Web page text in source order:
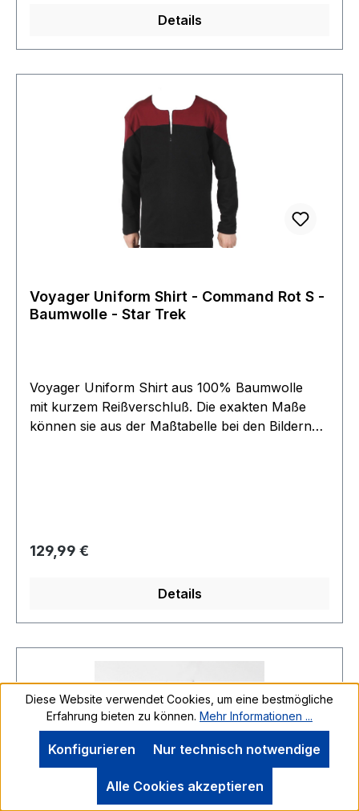
Details
Voyager Uniform Shirt - Command Rot S -
Baumwolle - Star Trek
Voyager Uniform Shirt aus 100% Baumwolle
mit kurzem Reißverschluß. Die exakten Maße
können sie aus der Maßtabelle bei den Bildern
Regulärer Preis:
129,99 €
Details
Diese Website verwendet Cookies, um eine bestmögliche
Erfahrung bieten zu können. Mehr Informationen ...
Nur technisch notwendige
Konfigurieren
Alle Cookies akzeptieren